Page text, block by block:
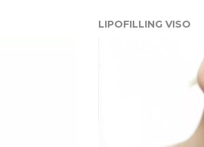
LIPOFILLING VISO